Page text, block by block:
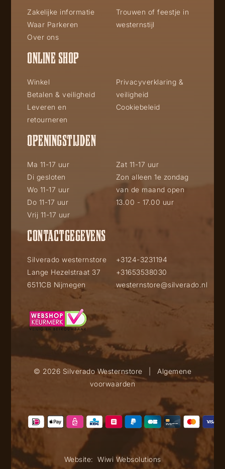
Zakelijke informatie
Waar Parkeren
Over ons
Trouwen of feestje in
westernstijl
ONLINE SHOP
Winkel
Betalen & veiligheid
Leveren en
retourneren
Privacyverklaring &
veiligheid
Cookiebeleid
OPENINGSTIJDEN
Ma 11-17 uur
Di gesloten
Wo 11-17 uur
Do 11-17 uur
Vrij 11-17 uur
Zat 11-17 uur
Zon alleen 1e zondag
van de maand open
13.00 - 17.00 uur
CONTACTGEGEVENS
Silverado westernstore
Lange Hezelstraat 37
6511CB Nijmegen
+3124-3231194
+31653538030
westernstore@silverado.nl
© 2026 Silverado Westernstore
Algemene
voorwaarden
Website: Wiwi Websolutions